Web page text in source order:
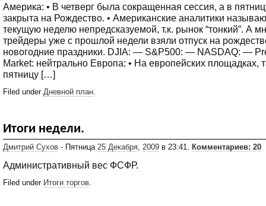
Америка: • В четверг была сокращенная сессия, а в
закрыта на Рождество. • Американские аналитики
текущую неделю непредсказуемой, т.к. рынок “тонкий”. А
трейдеры уже с прошлой недели взяли отпуск на
новогодние праздники. DJIA: — S&P500: — NASDAQ: —
Market: нейтрально Европа: • На европейских площадках,
пятницу […]
Filed under Дневной план.
Итоги недели.
Дмитрий Сухов - Пятница 25 Декабря 2009 в 23:41. Комментариев: 20
Административный вес ФСФР.
Filed under Итоги торгов.